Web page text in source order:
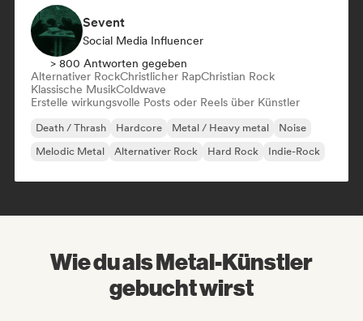
Sevent
Social Media Influencer
> 800 Antworten gegeben
Alternativer RockChristlicher RapChristian Rock
Klassische MusikColdwave
Erstelle wirkungsvolle Posts oder Reels über Künstler
Death / Thrash Hardcore Metal / Heavy metal
Noise
Melodic Metal
Alternativer Rock Hard Rock Indie-Rock
Wie du als Metal-Künstler
gebucht wirst